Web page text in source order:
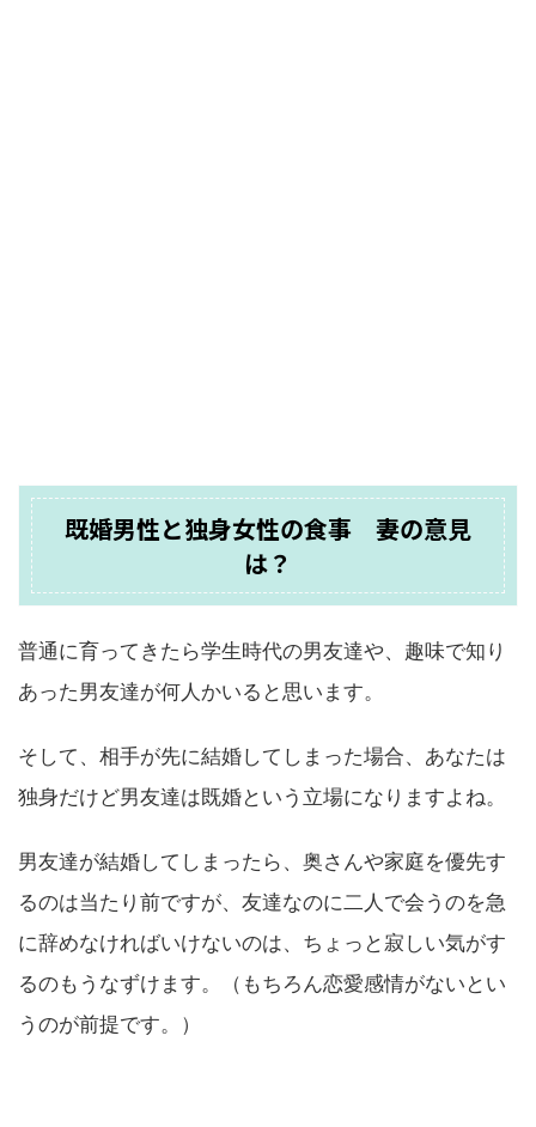
既婚男性と独身女性の食事 妻の意見
は？
普通に育ってきたら学生時代の男友達や、趣味で知り
あった男友達が何人かいると思います。
そして、相手が先に結婚してしまった場合、あなたは
独身だけど男友達は既婚という立場になりますよね。
男友達が結婚してしまったら、奥さんや家庭を優先す
るのは当たり前ですが、友達なのに二人で会うのを急
に辞めなければいけないのは、ちょっと寂しい気がす
るのもうなずけます。（もちろん恋愛感情がないとい
うのが前提です。）